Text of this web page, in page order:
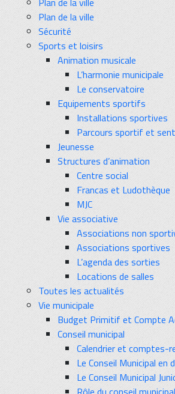
Plan de la ville
Sécurité
Sports et loisirs
Animation musicale
L’harmonie municipale
Le conservatoire
Equipements sportifs
Installations sportives
Parcours sportif et
Jeunesse
Structures d’animation
Centre social
Francas et Ludothèque
MJC
Vie associative
Associations non
Associations sportives
L’agenda des sorties
Locations de salles
Toutes les actualités
Vie municipale
Budget Primitif et Compte
Conseil municipal
Calendrier et comptes-
Le Conseil Municipal en
Le Conseil Municipal